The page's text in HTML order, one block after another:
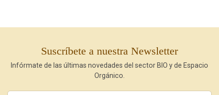
Suscríbete a nuestra Newsletter
Infórmate de las últimas novedades del sector BIO y de Espacio
Orgánico.